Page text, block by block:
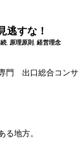
逃すな！
原理原則 経営理念
門 出口総合コンサ
る地方。